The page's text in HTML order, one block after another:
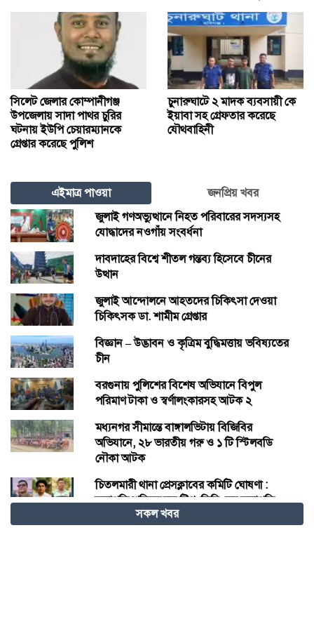
সিলেট জেলার কোম্পানীগঞ্জ
উপজেলায় সাদা পাথর চুরির
ঘটনায় ইউপি চেয়ারম্যানকে
গ্রেপ্তার করেছে পুলিশ
চুনারুঘাটে ২ মাদক ব্যবসায়ী কে
ইয়াবা সহ গ্রেফতার করেছে
যৌথবাহিনী
এইমাত্র পাওয়া
জনপ্রিয় খবর
জুলাই গণঅভ্যুত্থানে নিহত পরিবারের সদস্যসহ
যোদ্ধাদের নওগাঁয় সংবর্ধনা
দাবদাহের বিশ্বে শীতল গন্তব্য হিসেবে চীনের
উত্থান
জুলাই আন্দোলনে আহতদের চিকিৎসা দেওয়া
চিকিৎসক ডা. শামীম গ্রেপ্তার
বিজ্ঞান – উদ্ভাবন ও কৃত্রিম বুদ্ধিমত্তায় ভবিষ্যতের
চীন
বরগুনায় পুলিশের বিশেষ অভিযানে বিপুল
পরিমাণ টাকা ও স্বর্ণালংকারসহ আটক ২
মধ্যনগর সীমান্তে বাঙ্গালভিটায় বিজিবির
অভিযানে, ২৮ ভারতীয় গরু ও ১ টি স্টিলবডি
নৌকা আটক
চিতলমারী থানা প্রেসক্লাবের কমিটি ঘোষণা :
সভাপতি শহিদুল হক টিপু, সিনি: সহ সভাপতি
মো: আজাদ খান, সাধারণ সম্পাদক অরুন কুমার
সকল খবর